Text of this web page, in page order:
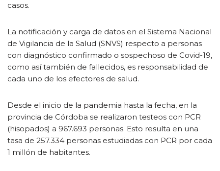
casos.
La notificación y carga de datos en el Sistema Nacional
de Vigilancia de la Salud (SNVS) respecto a personas
con diagnóstico confirmado o sospechoso de Covid-19,
como así también de fallecidos, es responsabilidad de
cada uno de los efectores de salud.
Desde el inicio de la pandemia hasta la fecha, en la
provincia de Córdoba se realizaron testeos con PCR
(hisopados) a 967.693 personas. Esto resulta en una
tasa de 257.334 personas estudiadas con PCR por cada
1 millón de habitantes.